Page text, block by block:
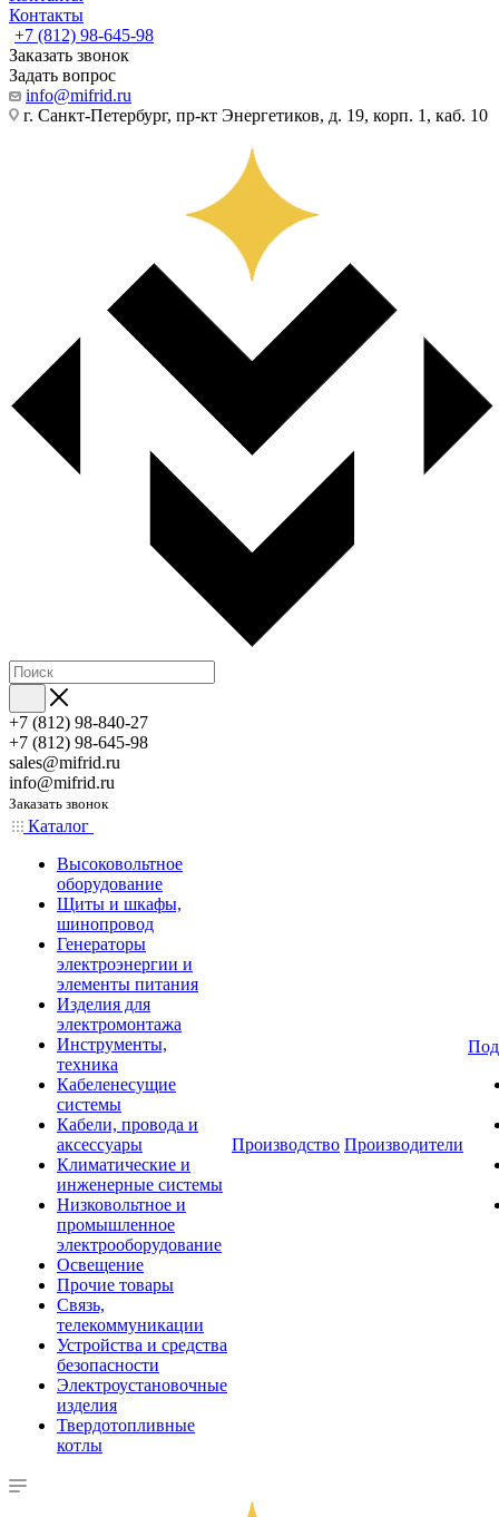
Контакты
+7 (812) 98-645-98
Заказать звонок
Задать вопрос
info@mifrid.ru
г. Санкт-Петербург, пр-кт Энергетиков, д. 19, корп. 1, каб. 10
+7 (812) 98-840-27
+7 (812) 98-645-98
sales@mifrid.ru
info@mifrid.ru
Заказать звонок
Каталог
Высоковольтное
оборудование
Щиты и шкафы,
шинопровод
Генераторы
электроэнергии и
элементы питания
Изделия для
электромонтажа
Инструменты,
техника
Кабеленесущие
системы
Кабели, провода и
аксессуары
Климатические и
инженерные системы
Низковольтное и
промышленное
электрооборудование
Освещение
Прочие товары
Связь,
телекоммуникации
Устройства и средства
безопасности
Электроустановочные
изделия
Твердотопливные
котлы
Производство Производители